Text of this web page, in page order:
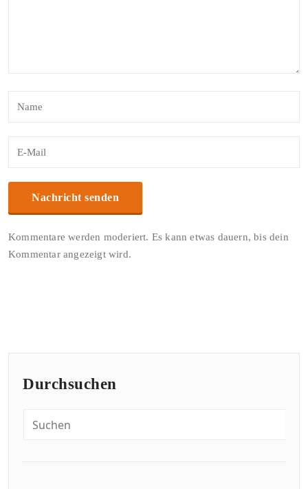
Kommentare werden moderiert. Es kann etwas dauern, bis dein
Kommentar angezeigt wird.
Durchsuchen